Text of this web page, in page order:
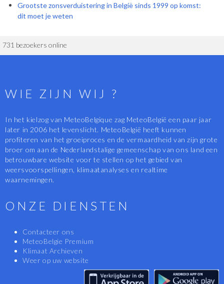
Grootste zonsverduistering in België sinds 1999 op komst:
dit moet je weten
731 bezoekers online
WIE ZIJN WIJ ?
In het kielzog van MeteoBelgique zag MeteoBelgië een paar jaar
later in 2006 het levenslicht. MeteoBelgië heeft kunnen
profiteren van het groeiproces en de vermaardheid van zijn grote
broer om aan de Nederlandstalige gemeenschap van ons land een
betrouwbare website voor te stellen op het gebied van
weersvoorspellingen, klimaatanalyses en realtime
waarnemingen.
ONZE DIENSTEN
Contacteer ons
MeteoBelgie Premium
Klimaat Archieven
Weer op uw website